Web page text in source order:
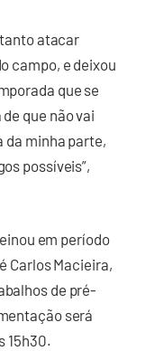
atacar
campo, e deixou
que se
que não vai
minha parte,
possíveis”,
em período
Carlos Macieira,
de pré-
será
15h30.